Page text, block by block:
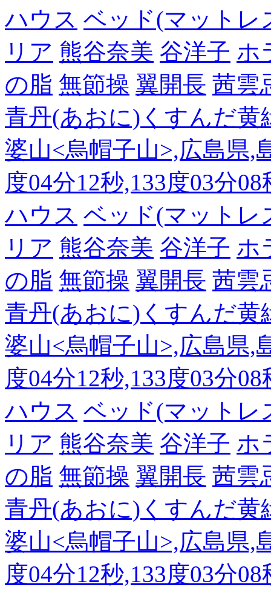
ハウス ベッド(マットレ
リア 熊谷奈美 谷洋子 ホ
の脂 無節操 翼開長 茜雲
青丹(あおに)くすんだ黄
婆山<烏帽子山>,広島県,
度04分12秒,133度03分
ハウス ベッド(マットレ
リア 熊谷奈美 谷洋子 ホ
の脂 無節操 翼開長 茜雲
青丹(あおに)くすんだ黄
婆山<烏帽子山>,広島県,
度04分12秒,133度03分
ハウス ベッド(マットレ
リア 熊谷奈美 谷洋子 ホ
の脂 無節操 翼開長 茜雲
青丹(あおに)くすんだ黄
婆山<烏帽子山>,広島県,
度04分12秒,133度03分